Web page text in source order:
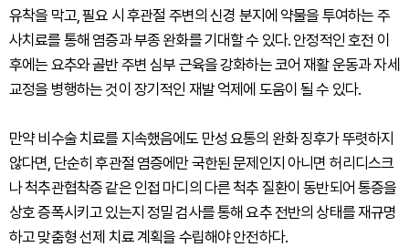
유착을 막고, 필요 시 후관절 주변의 신경 분지에 약물을 투여하는 주
사치료를 통해 염증과 부종 완화를 기대할 수 있다. 안정적인 호전 이
후에는 요추와 골반 주변 심부 근육을 강화하는 코어 재활 운동과 자세
교정을 병행하는 것이 장기적인 재발 억제에 도움이 될 수 있다.
만약 비수술 치료를 지속했음에도 만성 요통의 완화 징후가 뚜렷하지
않다면, 단순히 후관절 염증에만 국한된 문제인지 아니면 허리디스크
나 척추관협착증 같은 인접 마디의 다른 척추 질환이 동반되어 통증을
상호 증폭시키고 있는지 정밀 검사를 통해 요추 전반의 상태를 재규명
하고 맞춤형 선제 치료 계획을 수립해야 안전하다.